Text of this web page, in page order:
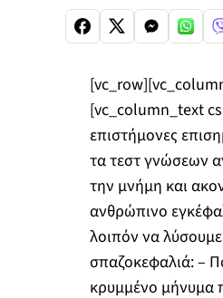
[vc_column_text
επιστήμονες
τα τεστ γνώσεων
την μνήμη και
ανθρώπινο
λοιπόν να
σπαζοκεφαλιά: –
κρυμμένο μήνυμα